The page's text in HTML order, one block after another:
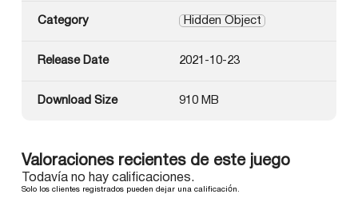
Category Hidden Object
Release Date 2021-10-23
Download Size 910 MB
Valoraciones recientes de este juego
Todavía no hay calificaciones.
Solo los clientes registrados pueden dejar una calificación.